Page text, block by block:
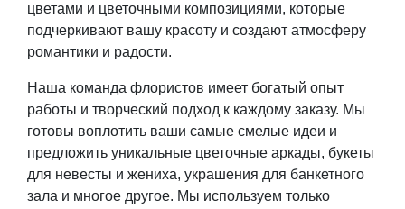
цветами и цветочными композициями, которые
подчеркивают вашу красоту и создают атмосферу
романтики и радости.
Наша команда флористов имеет богатый опыт
работы и творческий подход к каждому заказу. Мы
готовы воплотить ваши самые смелые идеи и
предложить уникальные цветочные аркады, букеты
для невесты и жениха, украшения для банкетного
зала и многое другое. Мы используем только